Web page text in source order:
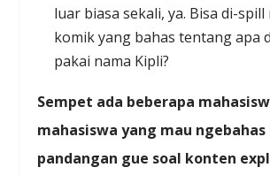
luar biasa sekali, ya. Bisa di-
komik yang bahas tentang apa
pakai nama Kipli?
Sempet ada beberapa
mahasiswa yang mau
pandangan gue soal konten